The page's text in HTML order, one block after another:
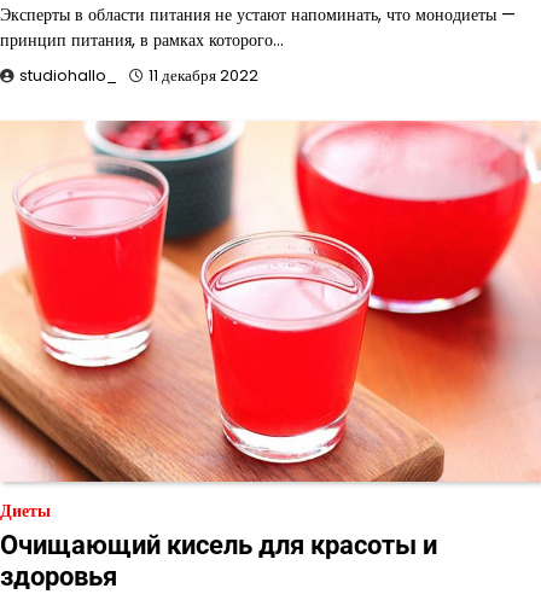
Эксперты в области питания не устают напоминать, что монодиеты —
принцип питания, в рамках которого…
studiohallo_ 11 декабря 2022
Диеты
Очищающий кисель для красоты и
здоровья